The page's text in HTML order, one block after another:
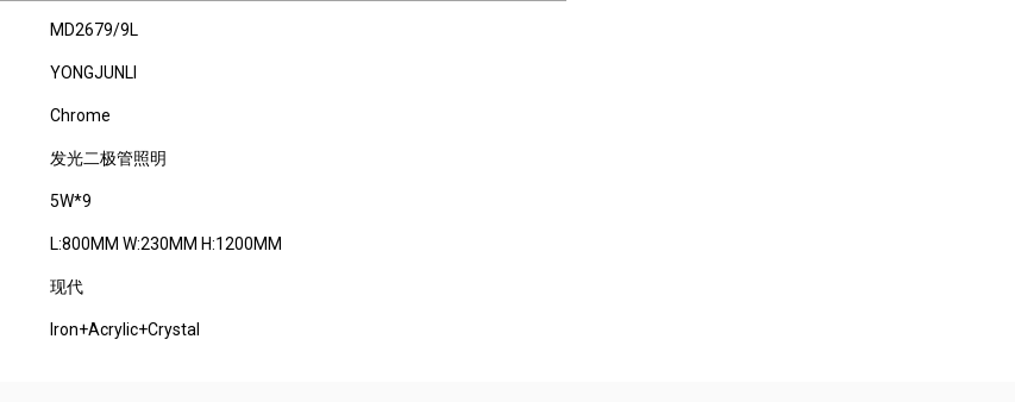
MD2679/9L
YONGJUNLI
Chrome
发光二极管照明
5W*9
L:800MM W:230MM H:1200MM
现代
Iron+Acrylic+Crystal